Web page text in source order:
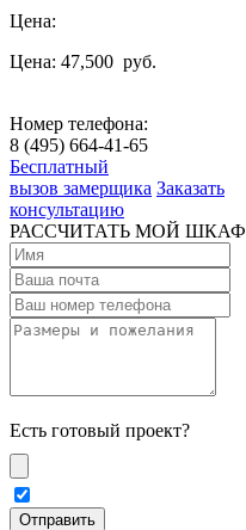
Цена:
Цена: 47,500 руб.
Номер телефона:
8 (495) 664-41-65
Бесплатный
вызов замерщика Заказать
консультацию
РАССЧИТАТЬ МОЙ ШКАФ
Есть готовый проект?